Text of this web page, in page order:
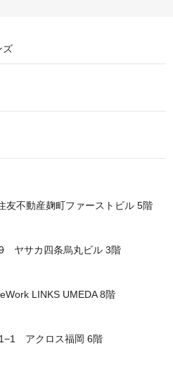
ズ
友不動産麹町ファーストビル 5階
ヤサカ四条烏丸ビル 3階
LINKS UMEDA 8階
　アクロス福岡 6階